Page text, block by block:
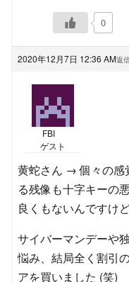
0
2020年12月7日 12:36 AM返
FBI
ゲスト
黄蛇さん → 個々の感
る残像も十字キーの
良くもないんですけど
サイバーマンデーや
悩み、結局全く割引
アを買いました (笑)